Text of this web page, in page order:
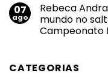
principais
emissoras
do
Triângulo
uso
de
cigarros
eletrônicos
pulmonares
em
Agosto
Lilás
2026:
transformar
07
ago
Rebeca
mundo no
Campeonato
Rebeca
Andrade
CATEGORIAS